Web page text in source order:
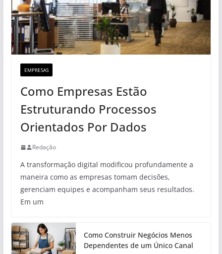
EMPRESAS
Como Empresas Estão
Estruturando Processos
Orientados Por Dados
Redação
A transformação digital modificou profundamente a
maneira como as empresas tomam decisões,
gerenciam equipes e acompanham seus resultados.
Em um
Como Construir Negócios Menos
Dependentes de um Único Canal